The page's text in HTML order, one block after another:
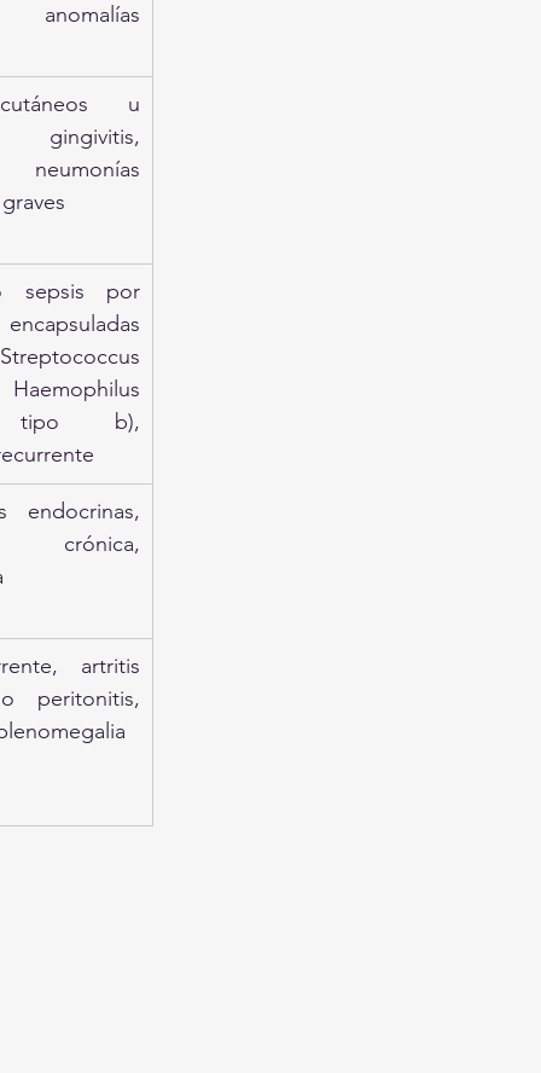
anomalías
u
gingivitis,
neumonías
sepsis por
tipo b),
endocrinas,
artritis
peritonitis,